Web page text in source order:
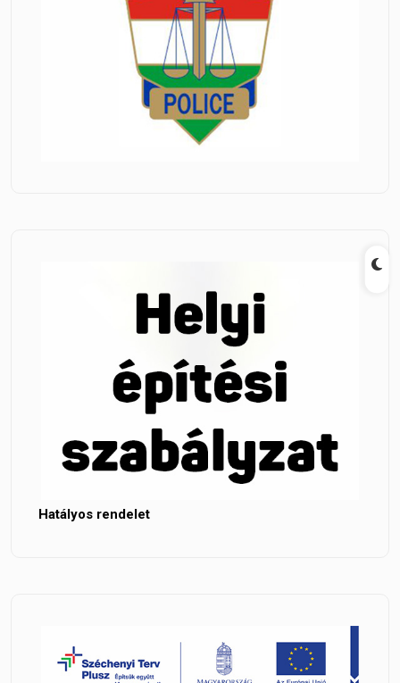
Hatályos rendelet